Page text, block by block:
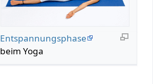
Entspannungsphase
beim Yoga